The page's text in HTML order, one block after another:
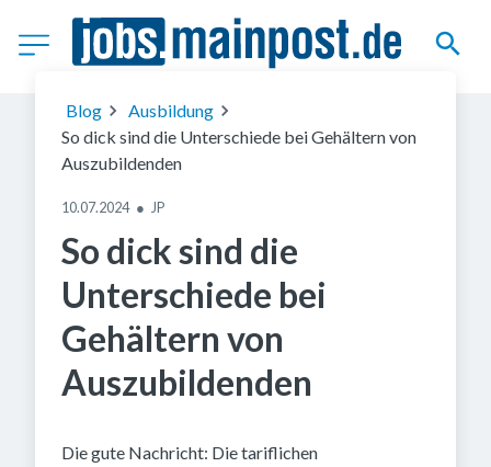
(c) Unsplash
Blog
Ausbildung
So dick sind die Unterschiede bei Gehältern von
Auszubildenden
10.07.2024 ● JP
So dick sind die
Unterschiede bei
Gehältern von
Auszubildenden
Die gute Nachricht: Die tariflichen